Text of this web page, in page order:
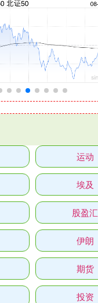
运动
埃及
股盈汇
伊朗
期货
投资